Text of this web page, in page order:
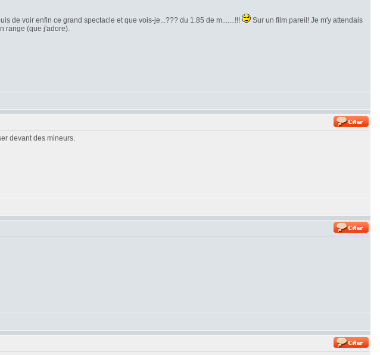
de voir enfin ce grand spectacle et que vois-je...??? du 1.85 de m.......!!!
Sur un film pareil! Je m'y attendais
range (que j'adore).
devant des mineurs.